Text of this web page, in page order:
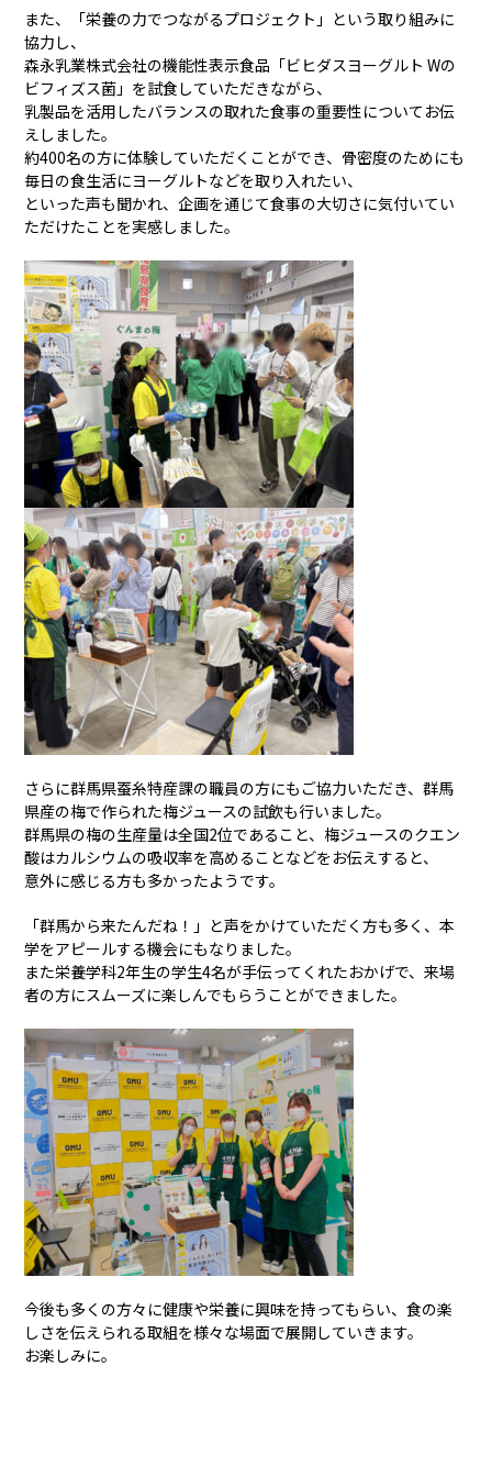
また、「栄養の力でつながるプロジェクト」という取り組みに
協力し、
森永乳業株式会社の機能性表示食品「ビヒダスヨーグルト Wの
ビフィズス菌」を試食していただきながら、
乳製品を活用したバランスの取れた食事の重要性についてお伝
えしました。
約400名の方に体験していただくことができ、骨密度のためにも
毎日の食生活にヨーグルトなどを取り入れたい、
といった声も聞かれ、企画を通じて食事の大切さに気付いてい
ただけたことを実感しました。
さらに群馬県蚕糸特産課の職員の方にもご協力いただき、群馬
県産の梅で作られた梅ジュースの試飲も行いました。
群馬県の梅の生産量は全国2位であること、梅ジュースのクエン
酸はカルシウムの吸収率を高めることなどをお伝えすると、
意外に感じる方も多かったようです。
「群馬から来たんだね！」と声をかけていただく方も多く、本
学をアピールする機会にもなりました。
また栄養学科2年生の学生4名が手伝ってくれたおかげで、来場
者の方にスムーズに楽しんでもらうことができました。
今後も多くの方々に健康や栄養に興味を持ってもらい、食の楽
しさを伝えられる取組を様々な場面で展開していきます。
お楽しみに。